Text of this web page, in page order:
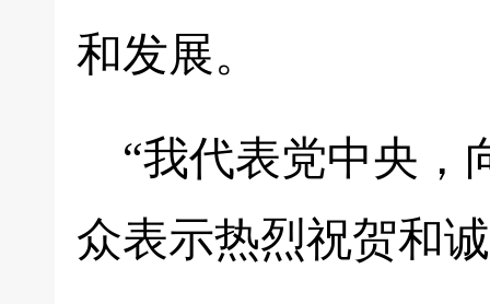
和发展。
“我代表党中央，
众表示热烈祝贺和